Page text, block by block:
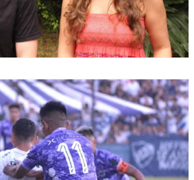
Bernstein presentan su
Club Mitre